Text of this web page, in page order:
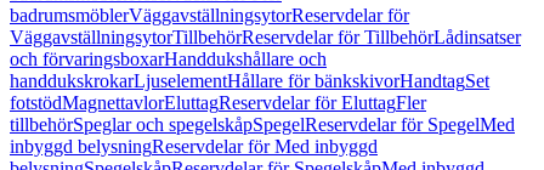
badrumsmöblerVäggavställningsytorReservdelar för
VäggavställningsytorTillbehörReservdelar för TillbehörLådinsatser
och förvaringsboxarHanddukshållare och
handdukskrokarLjuselementHållare för bänkskivorHandtagSet
fotstödMagnettavlorEluttagReservdelar för EluttagFler
tillbehörSpeglar och spegelskåpSpegelReservdelar för SpegelMed
inbyggd belysningReservdelar för Med inbyggd